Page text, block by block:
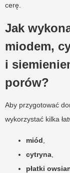
cerę.
Jak
miodem,
i
porów?
Aby przygotować
wykorzystać kilka
miód
cytryna
płatki